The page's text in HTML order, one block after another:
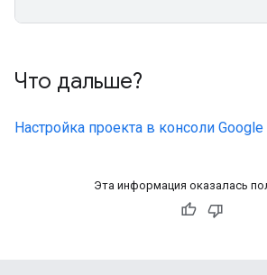
Что дальше?
Настройка проекта в консоли Google
Эта информация оказалась